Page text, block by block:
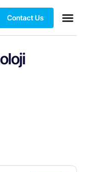
Contact Us